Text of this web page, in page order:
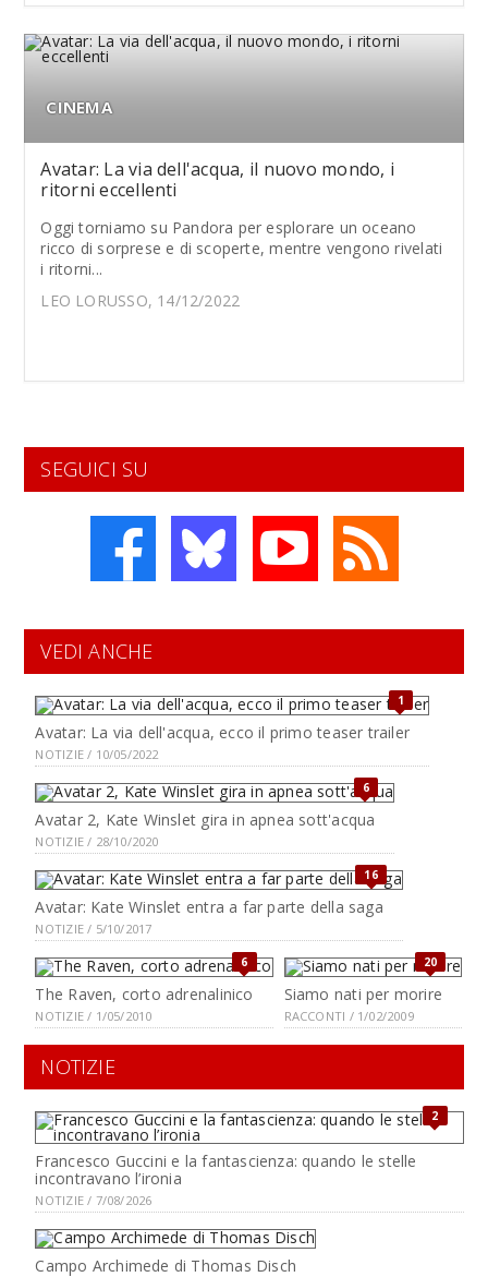
CINEMA
Avatar: La via dell'acqua, il nuovo mondo, i
ritorni eccellenti
Oggi torniamo su Pandora per esplorare un oceano
ricco di sorprese e di scoperte, mentre vengono rivelati
i ritorni...
LEO LORUSSO, 14/12/2022
SEGUICI SU
VEDI ANCHE
1
Avatar: La via dell'acqua, ecco il primo teaser trailer
NOTIZIE / 10/05/2022
6
Avatar 2, Kate Winslet gira in apnea sott'acqua
NOTIZIE / 28/10/2020
16
Avatar: Kate Winslet entra a far parte della saga
NOTIZIE / 5/10/2017
6
The Raven, corto adrenalinico
NOTIZIE / 1/05/2010
20
Siamo nati per morire
RACCONTI / 1/02/2009
NOTIZIE
2
Francesco Guccini e la fantascienza: quando le stelle
incontravano l’ironia
NOTIZIE / 7/08/2026
Campo Archimede di Thomas Disch